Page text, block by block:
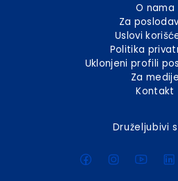
O nama
Za
Uslovi
Politika
Uklonjeni profili
Za medije
Kontakt
Druželjubivi